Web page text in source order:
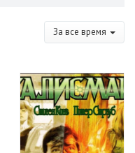
За все время